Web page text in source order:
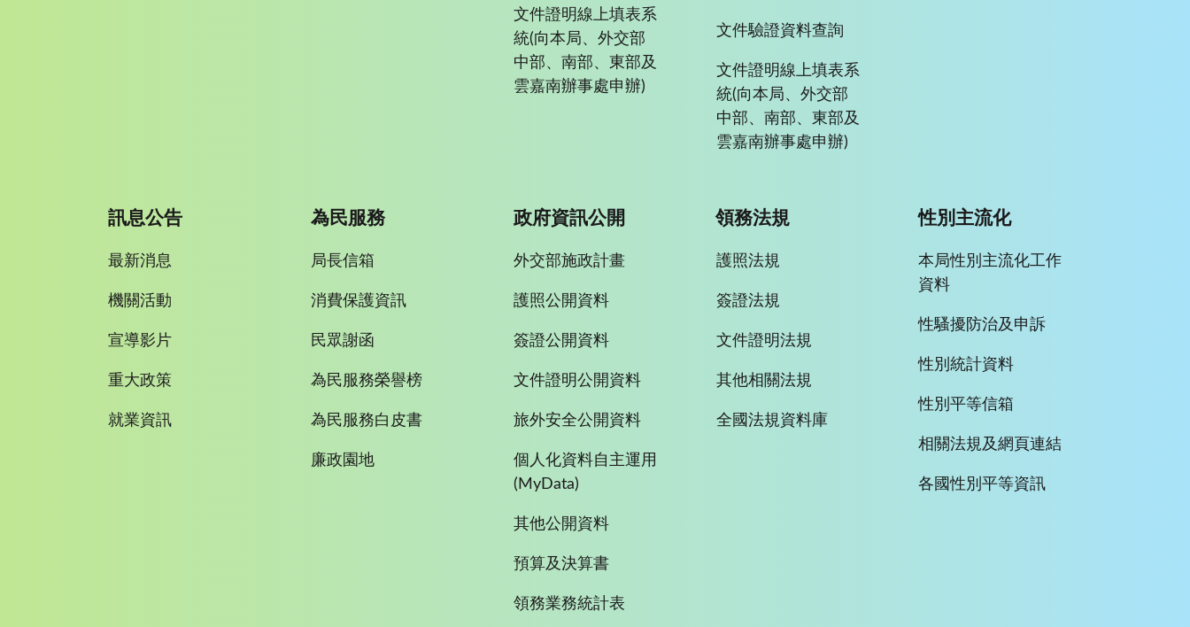
文件證明線上填表系
統(向本局、外交部
中部、南部、東部及
雲嘉南辦事處申辦)
文件驗證資料查詢
文件證明線上填表系
統(向本局、外交部
中部、南部、東部及
雲嘉南辦事處申辦)
訊息公告
最新消息
機關活動
宣導影片
重大政策
就業資訊
為民服務
局長信箱
消費保護資訊
民眾謝函
為民服務榮譽榜
為民服務白皮書
廉政園地
政府資訊公開
外交部施政計畫
護照公開資料
簽證公開資料
文件證明公開資料
旅外安全公開資料
個人化資料自主運用
(MyData)
其他公開資料
預算及決算書
領務業務統計表
領務法規
護照法規
簽證法規
文件證明法規
其他相關法規
全國法規資料庫
性別主流化
本局性別主流化工作
資料
性騷擾防治及申訴
性別統計資料
性別平等信箱
相關法規及網頁連結
各國性別平等資訊